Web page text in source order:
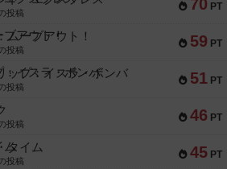
70 PT
投稿
59 PT
ムーブアウト！
投稿
51 PT
ップ：イスラ・ボンバ
投稿
46 PT
投稿
45 PT
タイム
投稿